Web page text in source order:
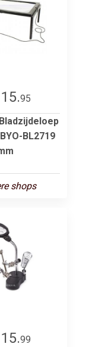
95
BL2719
shops
99